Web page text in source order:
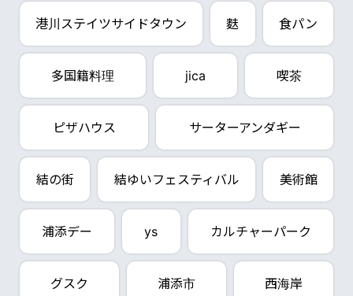
港川ステイツサイドタウン 麩 食パン
多国籍料理 jica 喫茶
ピザハウス サーターアンダギー
結の街 結ゆいフェスティバル 美術館
浦添デー ys カルチャーパーク
グスク 浦添市 西海岸